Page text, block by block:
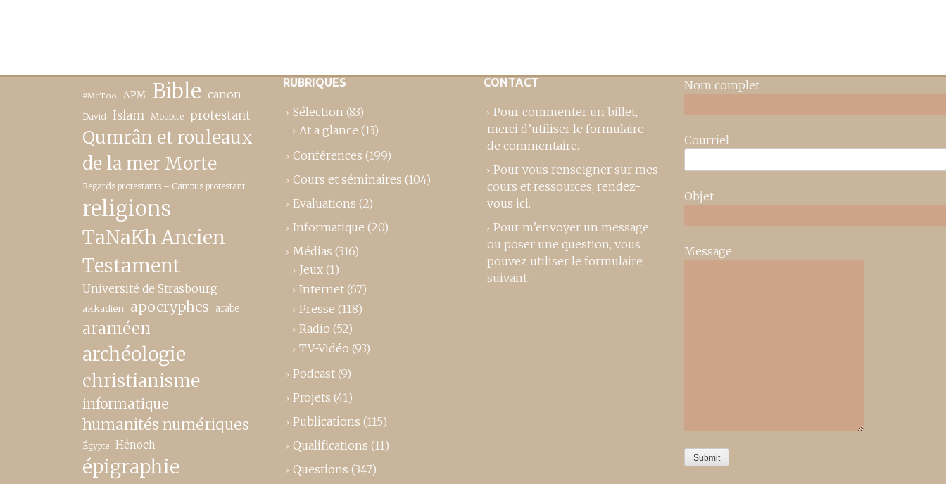
#MeToo APM Bible canon
David Islam Moabite protestant
Qumrân et rouleaux
de la mer Morte
Regards protestants – Campus protestant
religions
TaNaKh Ancien
Testament
Université de Strasbourg
akkadien apocryphes arabe
araméen
archéologie
christianisme
informatique
humanités numériques
Égypte Hénoch
épigraphie
RUBRIQUES
Sélection (83)
At a glance (13)
Conférences (199)
Cours et séminaires (104)
Evaluations (2)
Informatique (20)
Médias (316)
Jeux (1)
Internet (67)
Presse (118)
Radio (52)
TV-Vidéo (93)
Podcast (9)
Projets (41)
Publications (115)
Qualifications (11)
Questions (347)
CONTACT
Pour commenter un billet,
merci d’utiliser le formulaire
de commentaire.
Pour vous renseigner sur mes
cours et ressources, rendez-
vous ici.
Pour m’envoyer un message
ou poser une question, vous
pouvez utiliser le formulaire
suivant :
Nom complet
Courriel
Objet
Message